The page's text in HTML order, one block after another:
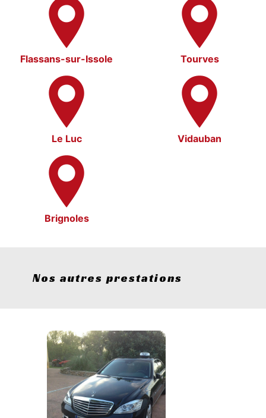
Flassans-sur-Issole Tourves
Le Luc Vidauban
Brignoles
Nos autres prestations